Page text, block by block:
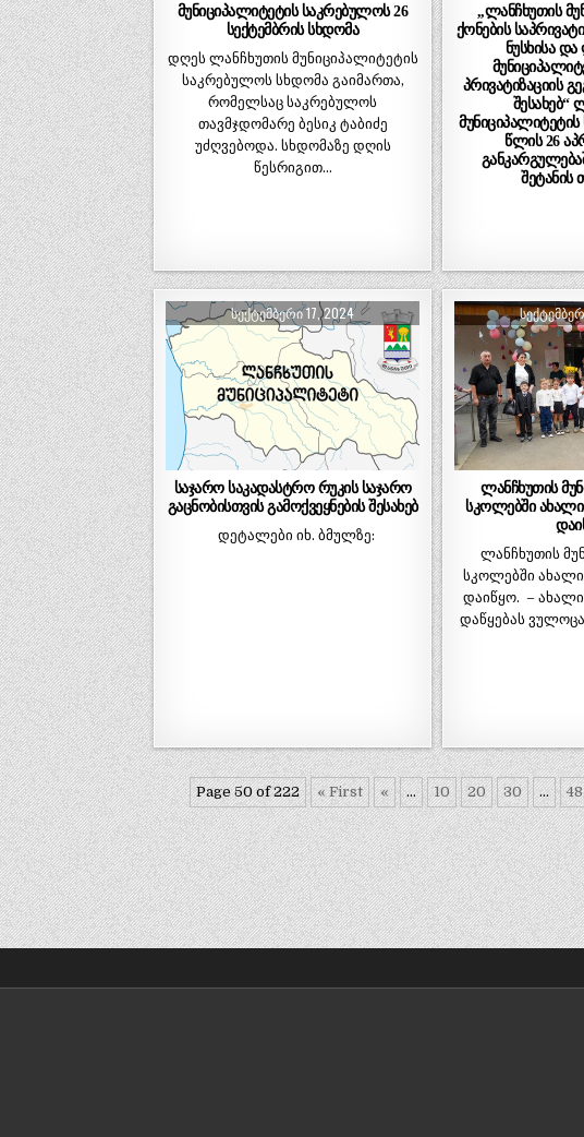
მუნიციპალიტეტის საკრებულოს 26
სექტემბრის სხდომა
დღეს ლანჩხუთის მუნიციპალიტეტის
საკრებულოს სხდომა გაიმართა,
რომელსაც საკრებულოს
თავმჯდომარე ბესიკ ტაბიძე
უძღვებოდა. სხდომაზე დღის
წესრიგით…
,,ლანჩხუთის
ქონების
ნუსხისა
პრივატიზაციის
შესახებ“
წლის 26
შეტანის
ᲡᲔᲥᲢᲔᲛᲑᲔᲠᲘ 17, 2024
საჯარო საკადასტრო რუკის საჯარო
გაცნობისთვის გამოქვეყნების შესახებ
დეტალები იხ. ბმულზე:
ლანჩხუთის
სკოლებში
ლანჩხუთის
სკოლებში
დაიწყო. –
დაწყებას
Page 50 of 222
« First « ... 10 20 30 ... 48